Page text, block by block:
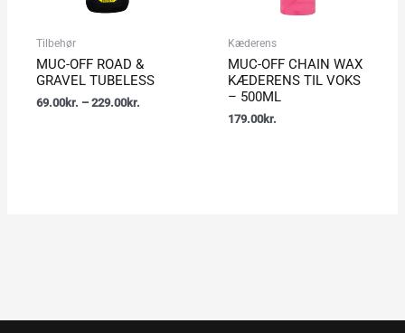
Tilbehør
MUC-OFF ROAD &
GRAVEL TUBELESS
69.00kr. – 229.00kr.
Kæderens
MUC-OFF CHAIN WAX
KÆDERENS TIL VOKS
– 500ML
179.00kr.